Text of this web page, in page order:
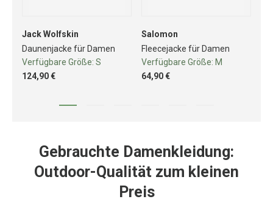
Jack Wolfskin
Daunenjacke für Damen
Verfügbare Größe: S
124,90 €
Salomon
Fleecejacke für Damen
Verfügbare Größe:M
64,90 €
Gebrauchte Damenkleidung:
Outdoor-Qualität zum kleinen
Preis